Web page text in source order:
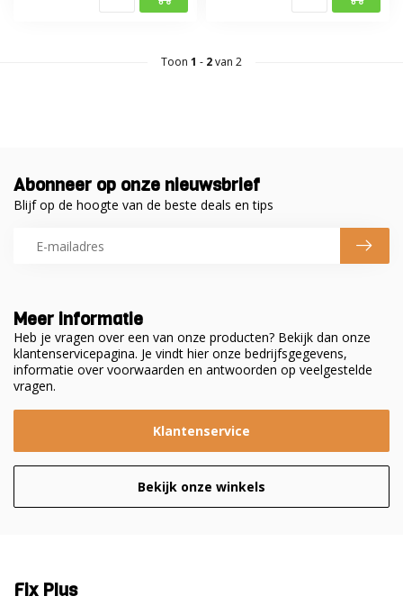
Toon 1 - 2van 2
Meer informatie
Heb je vragen over een van onze producten? Bekijk dan onze
klantenservicepagina. Je vindt hier onze bedrijfsgegevens,
informatie over voorwaarden en antwoorden op veelgestelde
vragen.
Klantenservice
Bekijk onze winkels
Abonneer op onze nieuwsbrief
Blijf op de hoogte van de beste deals en tips
Fix Plus